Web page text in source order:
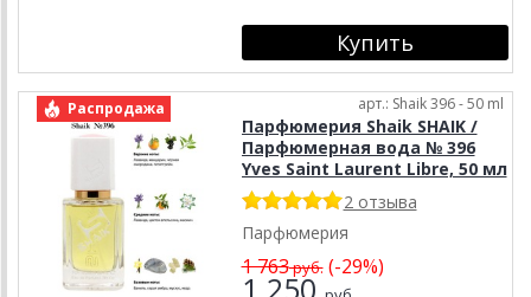
Распродажа арт.: Shaik 396 - 50 ml
Парфюмерия Shaik SHAIK /
Парфюмерная вода № 396
Yves Saint Laurent Libre, 50 мл
2 отзыва
Парфюмерия
1 763руб.(-29%)
1 250